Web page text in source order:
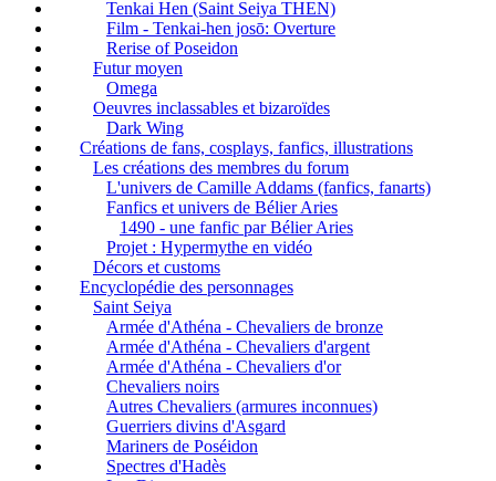
Tenkai Hen (Saint Seiya THEN)
Film - Tenkai-hen josō: Overture
Rerise of Poseidon
Futur moyen
Omega
Oeuvres inclassables et bizaroïdes
Dark Wing
Créations de fans, cosplays, fanfics, illustrations
Les créations des membres du forum
L'univers de Camille Addams (fanfics, fanarts)
Fanfics et univers de Bélier Aries
1490 - une fanfic par Bélier Aries
Projet : Hypermythe en vidéo
Décors et customs
Encyclopédie des personnages
Saint Seiya
Armée d'Athéna - Chevaliers de bronze
Armée d'Athéna - Chevaliers d'argent
Armée d'Athéna - Chevaliers d'or
Chevaliers noirs
Autres Chevaliers (armures inconnues)
Guerriers divins d'Asgard
Mariners de Poséidon
Spectres d'Hadès